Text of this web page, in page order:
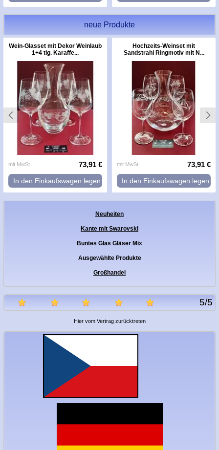
Neuheiten
Kante mit Swarovski
Buntes Glas Gläser Mix
Ausgewählte Produkte
Großhandel
5/5
Hier vom Vertrag zurücktreten
neue Produkte
Wein-Glasset mit Dekor Weinlaub
1+4 tlg. Karaffe...
mit MwSt. 73,91 €
In den Einkaufswagen legen
Hochzeits-Weinset mit
Sandstrahl Ringmotiv mit N...
mit MwSt. 73,91 €
In den Einkaufswagen legen